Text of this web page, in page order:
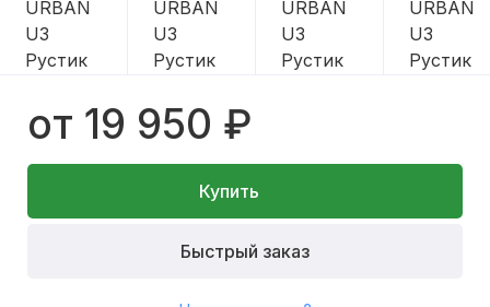
от 19 950 ₽
Купить
Быстрый заказ